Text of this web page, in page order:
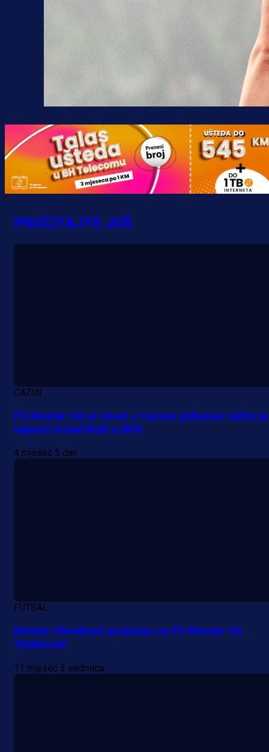
PROČITAJTE JOŠ
CAZIN
FC Mostar SG je sinoć u Cazinu pokazao zašto je
najveći futsal klub u BiH!
4 mjesec 5 dan
FUTSAL
Belmin Obradović potpisao za FC Mostar SG
'Staklorad'
11 mjesec 3 sedmica